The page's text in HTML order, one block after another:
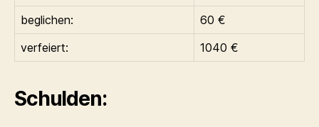
beglichen:
60 €
verfeiert:
1040 €
Schulden: